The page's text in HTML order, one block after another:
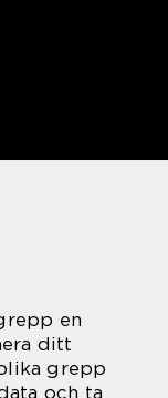
en
ditt
grepp
och ta